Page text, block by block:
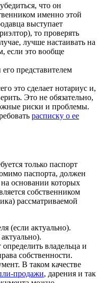
что он
именно этой
выступает
то проверять
лучше настаивать на
если это вообще
представителем
это сделает нотариус и,
Это не обязательно,
риски и проблемы.
расписку о ее
только паспорт
паспорта, должен
основании которых
собственником
рассматриваемой
(если актуально).
владельца и
собственности.
В таком качестве
продажи, дарения и так